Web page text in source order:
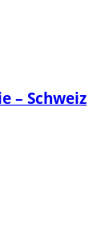
– Schweiz